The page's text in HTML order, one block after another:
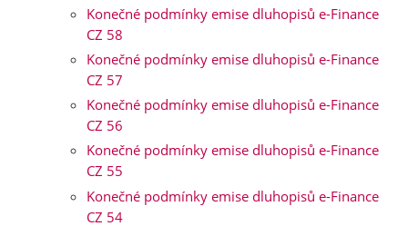
Konečné podmínky emise dluhopisů e-Finance
CZ 58
Konečné podmínky emise dluhopisů e-Finance
CZ 57
Konečné podmínky emise dluhopisů e-Finance
CZ 56
Konečné podmínky emise dluhopisů e-Finance
CZ 55
Konečné podmínky emise dluhopisů e-Finance
CZ 54